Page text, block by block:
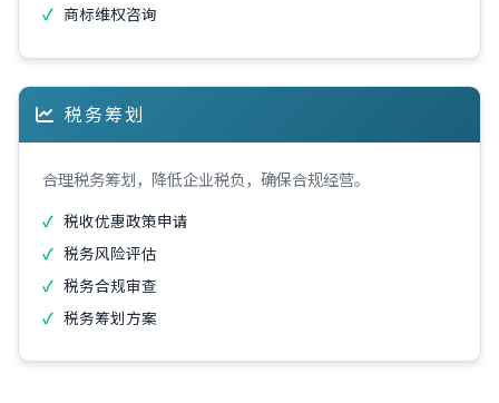
商标维权咨询
税务筹划
合理税务筹划，降低企业税负，确保合规经营。
税收优惠政策申请
税务风险评估
税务合规审查
税务筹划方案